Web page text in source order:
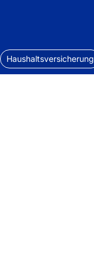
Haushaltsversicherung